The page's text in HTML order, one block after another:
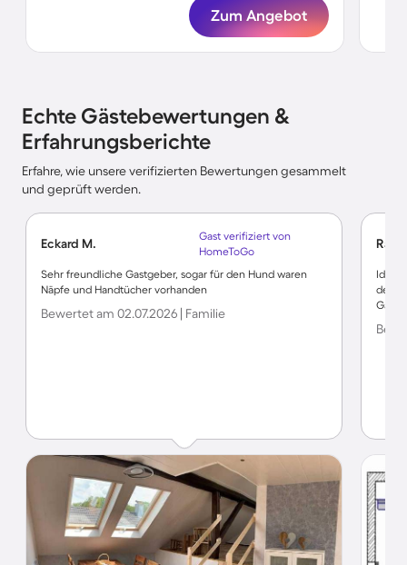
Zum Angebot
Echte Gästebewertungen &
Erfahrungsberichte
Erfahre, wie unsere verifizierten Bewertungen gesammelt
und geprüft werden.
Eckard M.
Gast verifiziert von
HomeToGo
Sehr freundliche Gastgeber, sogar für den Hund waren
Näpfe und Handtücher vorhanden
Bewertet am 02.07.2026 | Familie
Ralf
dem